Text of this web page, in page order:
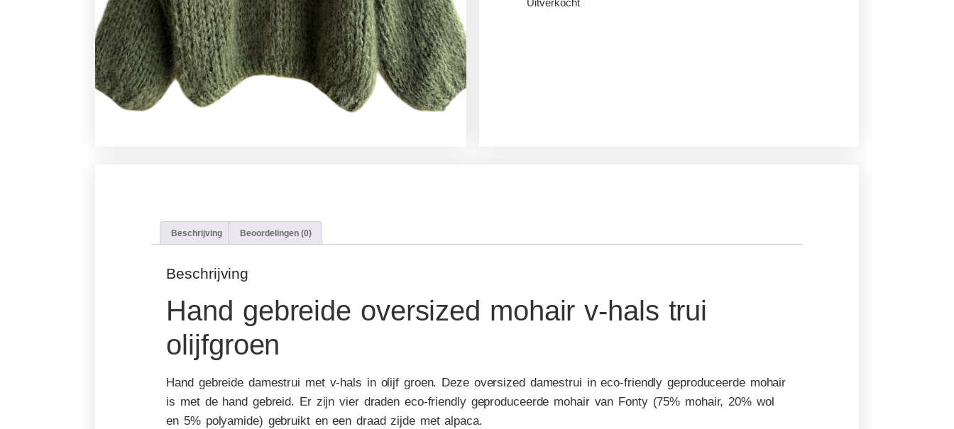
Uitverkocht
Beschrijving Beoordelingen (0)
Beschrijving
Hand gebreide oversized mohair v-hals trui
olijfgroen
Hand gebreide damestrui met v-hals in olijf groen. Deze oversized damestrui in eco-friendly geproduceerde mohair
is met de hand gebreid. Er zijn vier draden eco-friendly geproduceerde mohair van Fonty (75% mohair, 20% wol
en 5% polyamide) gebruikt en een draad zijde met alpaca.